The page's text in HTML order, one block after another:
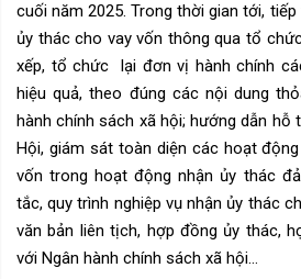
cuối năm 2025. Trong thời gian tới,
ủy thác cho vay vốn thông qua tổ
xếp, tổ chức lại đơn vị hành chính
hiệu quả, theo đúng các nội dung
hành chính sách xã hội; hướng dẫn hỗ
Hội, giám sát toàn diện các hoạt
vốn trong hoạt động nhận ủy thác
tắc, quy trình nghiệp vụ nhận ủy thác
văn bản liên tịch, hợp đồng ủy thác,
với Ngân hành chính sách xã hội…